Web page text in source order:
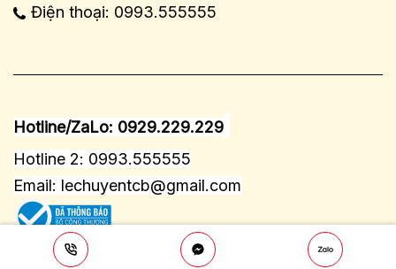
Điện thoại: 0993.555555
Hotline/ZaLo: 0929.229.229
Hotline 2: 0993.555555
Email: lechuyentcb@gmail.com